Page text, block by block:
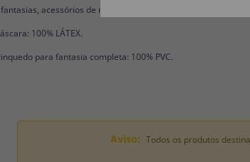
acessórios de roupas e perucas: 100% POLIÉSTER.
100% LÁTEX.
para fantasia completa: 100% PVC.
Aviso: Todos os produtos